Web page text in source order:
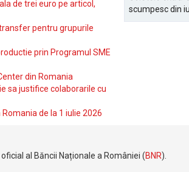
de trei euro pe articol,
pentru grupurile
prin Programul SME
din Romania
sa justifice colaborarile cu
de la 1 iulie 2026
scumpesc din
pe articol,
al Băncii Naționale a României (BNR).